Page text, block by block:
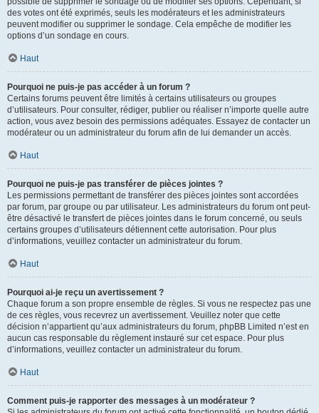
des votes ont été exprimés, seuls les modérateurs et les administrateurs
peuvent modifier ou supprimer le sondage. Cela empêche de modifier les
options d’un sondage en cours.
Haut
Pourquoi ne puis-je pas accéder à un forum ?
Certains forums peuvent être limités à certains utilisateurs ou groupes
d’utilisateurs. Pour consulter, rédiger, publier ou réaliser n’importe quelle autre
action, vous avez besoin des permissions adéquates. Essayez de contacter un
modérateur ou un administrateur du forum afin de lui demander un accès.
Haut
Pourquoi ne puis-je pas transférer de pièces jointes ?
Les permissions permettant de transférer des pièces jointes sont accordées
par forum, par groupe ou par utilisateur. Les administrateurs du forum ont peut-
être désactivé le transfert de pièces jointes dans le forum concerné, ou seuls
certains groupes d’utilisateurs détiennent cette autorisation. Pour plus
d’informations, veuillez contacter un administrateur du forum.
Haut
Pourquoi ai-je reçu un avertissement ?
Chaque forum a son propre ensemble de règles. Si vous ne respectez pas une
de ces règles, vous recevrez un avertissement. Veuillez noter que cette
décision n’appartient qu’aux administrateurs du forum, phpBB Limited n’est en
aucun cas responsable du règlement instauré sur cet espace. Pour plus
d’informations, veuillez contacter un administrateur du forum.
Haut
Comment puis-je rapporter des messages à un modérateur ?